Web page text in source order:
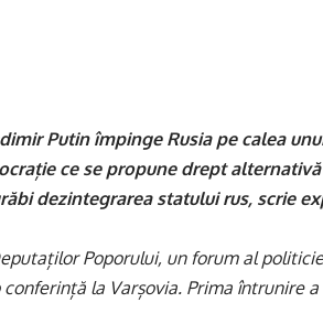
Putin împinge Rusia pe calea
ce se propune drept
dezintegrarea statului rus, scrie
Poporului, un forum al
la Varșovia. Prima întrunire